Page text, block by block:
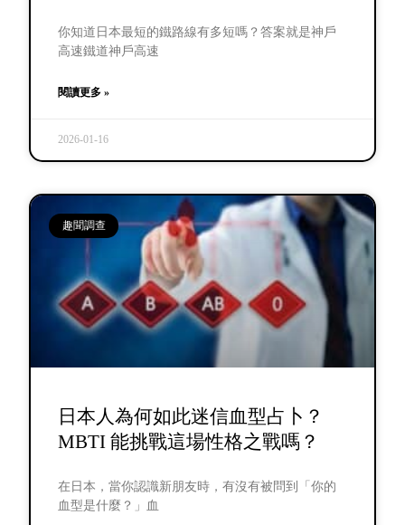
你知道日本最短的鐵路線有多短嗎？答案就是神戶
高速鐵道神戶高速
閱讀更多 »
2026-01-16
趣聞調查
日本人為何如此迷信血型占卜？
MBTI 能挑戰這場性格之戰嗎？
在日本，當你認識新朋友時，有沒有被問到「你的
血型是什麼？」血